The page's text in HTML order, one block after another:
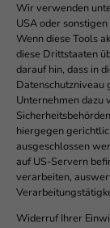
Wir verwenden
USA oder
Wenn diese Tools
diese Drittstaaten
darauf hin, dass in
Datenschutzniveau
Unternehmen dazu
hiergegen
ausgeschlossen
auf US-Servern
verarbeiten,
Widerruf Ihrer